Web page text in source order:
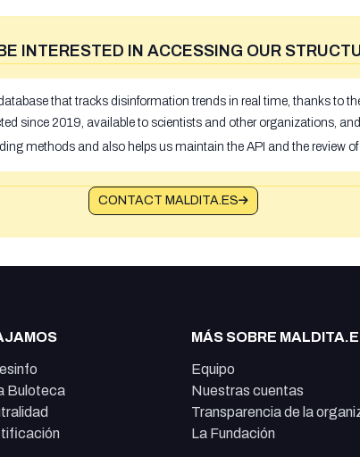
INTERESTED IN ACCESSING OUR
that tracks disinformation trends in real time, thanks to
since 2019, available to scientists and other organizations,
methods and also helps us maintain the API and the review of
CONTACT MALDITA.ES
Buloteca
MÁS SOBRE
Equipo
Nuestras cuentas
Transparencia de la
La Fundación